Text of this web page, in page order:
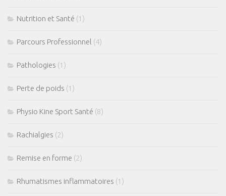
Nutrition et Santé (1)
Parcours Professionnel (4)
Pathologies (1)
Perte de poids (1)
Physio Kine Sport Santé (8)
Rachialgies (2)
Remise en forme (2)
Rhumatismes inflammatoires (1)